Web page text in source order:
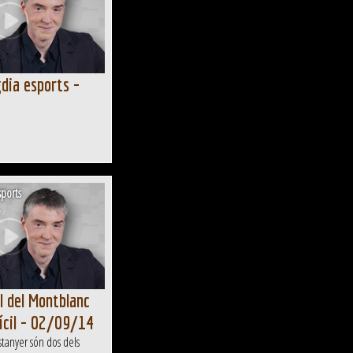
esports -
del Montblanc
- 02/09/14
són dos dels